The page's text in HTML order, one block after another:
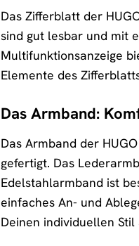
Das Zifferblatt der
sind gut lesbar und mit
Multifunktionsanzeige
Elemente des
Das Armband:
Das Armband der
gefertigt. Das
Edelstahlarmband ist
einfaches An- und
Deinen individuellen Stil